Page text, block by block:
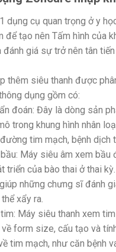
dụng cụ quan trọng ở y
để tạo nên Tấm hình của
đánh giá sự trở nên tân
thêm siêu thanh được
dụng gồm có:
đoán: Đây là dòng sản
trong khung hình nhân
tim mạch, bệnh dịch
Máy siêu âm xem
triển của bào thai ở thai
những chưng sĩ đánh
xẩy ra.
Máy siêu thanh xem
về form size, cấu tạo và
tim mạch, như căn bệnh